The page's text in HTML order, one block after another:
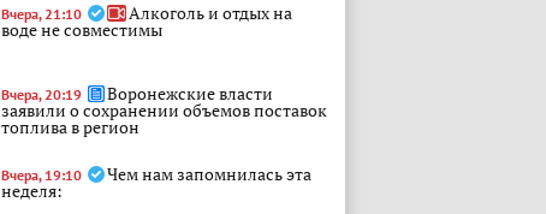
Вчера, 21:10 Алкоголь и отдых на
воде не совместимы
Вчера, 20:19 Воронежские власти
заявили о сохранении объемов поставок
топлива в регион
Вчера, 19:10 Чем нам запомнилась эта
неделя: